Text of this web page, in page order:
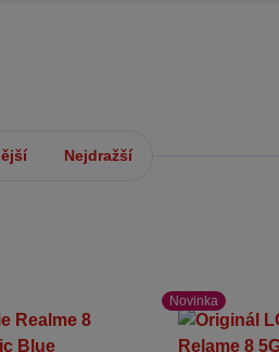
Nejdražší
Novinka